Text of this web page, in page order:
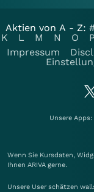
Aktien von A - Z:
K
L M N O P
Impressum
Unsere Apps:
Wenn Sie Kursdaten,
Ihnen ARIVA gerne.
Unsere User schätzen